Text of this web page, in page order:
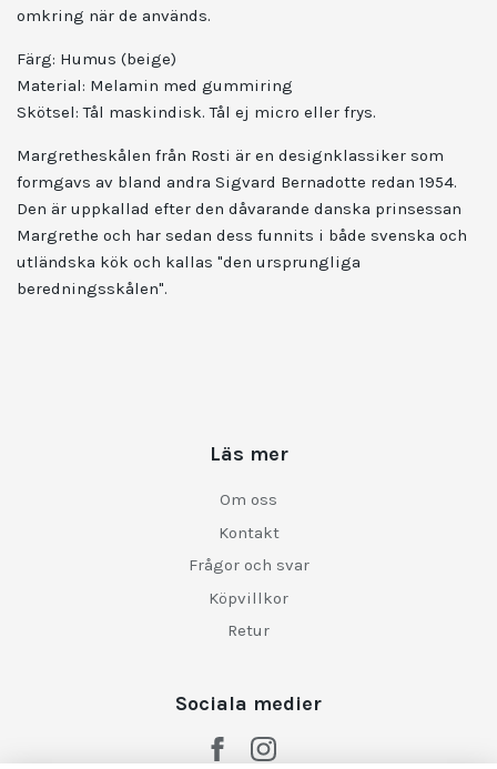
omkring när de används.
Färg: Humus (beige)
Material: Melamin med gummiring
Skötsel: Tål maskindisk. Tål ej micro eller frys.
Margretheskålen från Rosti är en designklassiker som
formgavs av bland andra Sigvard Bernadotte redan 1954.
Den är uppkallad efter den dåvarande danska prinsessan
Margrethe och har sedan dess funnits i både svenska och
utländska kök och kallas "den ursprungliga
beredningsskålen".
Läs mer
Om oss
Kontakt
Frågor och svar
Köpvillkor
Retur
Sociala medier